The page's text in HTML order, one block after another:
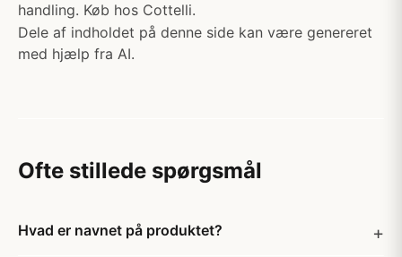
handling. Køb hos Cottelli.
Dele af indholdet på denne side kan være genereret
med hjælp fra AI.
Ofte stillede spørgsmål
Hvad er navnet på produktet?